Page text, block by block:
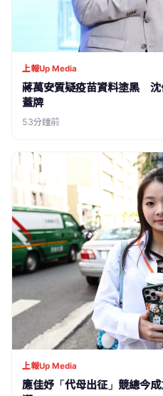
上報Up Media
蔣萬安質疑疫苗資料塗黑 沈
蓋牌
53分鐘前
上報Up Media
應佳妤「代母出征」競總今